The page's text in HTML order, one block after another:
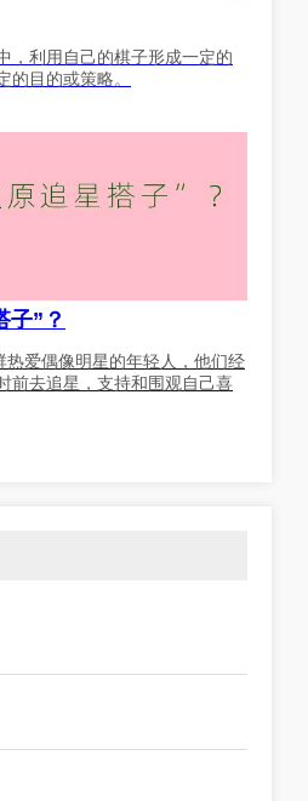
，利用自己的棋子形成一定的
的目的或策略。
子”？
热爱偶像明星的年轻人，他们经
前去追星，支持和围观自己喜